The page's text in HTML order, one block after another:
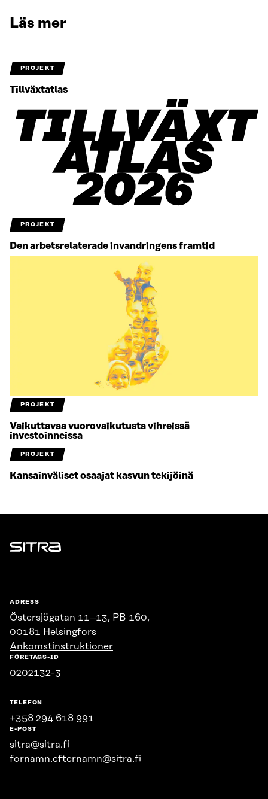
Läs mer
PROJEKT
Tillväxtatlas
PROJEKT
Den arbetsrelaterade invandringens framtid
PROJEKT
Vaikuttavaa vuorovaikutusta vihreissä
investoinneissa
PROJEKT
Kansainväliset osaajat kasvun tekijöinä
Sitra
ADRESS
Östersjögatan 11–13, PB 160,
00181 Helsingfors
Ankomstinstruktioner
FÖRETAGS-ID
0202132-3
TELEFON
+358 294 618 991
E-POST
sitra@sitra.fi
fornamn.efternamn@sitra.fi